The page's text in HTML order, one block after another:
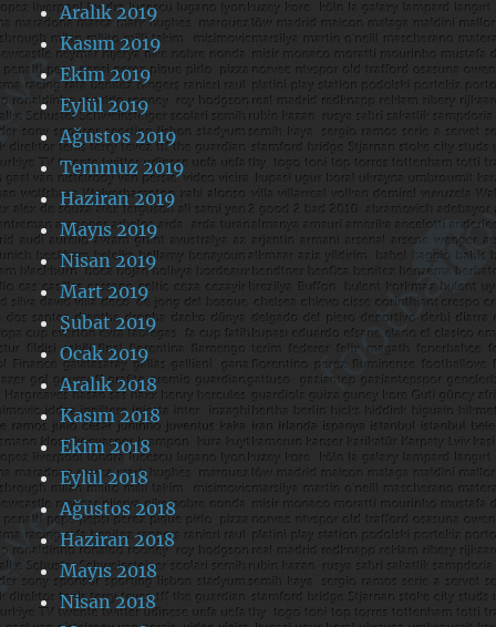
Aralık 2019
Kasım 2019
Ekim 2019
Eylül 2019
Ağustos 2019
Temmuz 2019
Haziran 2019
Mayıs 2019
Nisan 2019
Mart 2019
Şubat 2019
Ocak 2019
Aralık 2018
Kasım 2018
Ekim 2018
Eylül 2018
Ağustos 2018
Haziran 2018
Mayıs 2018
Nisan 2018